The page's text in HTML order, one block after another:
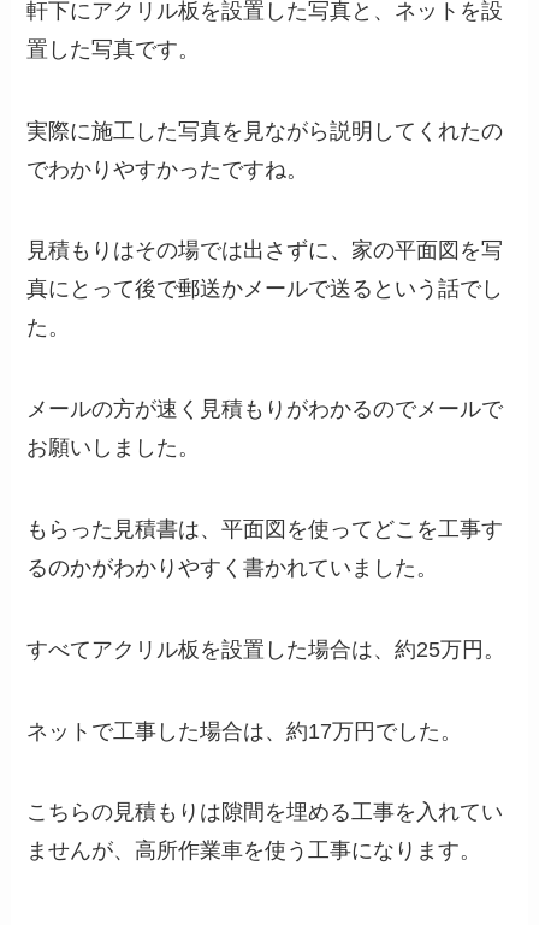
軒下にアクリル板を設置した写真と、ネットを設
置した写真です。
実際に施工した写真を見ながら説明してくれたの
でわかりやすかったですね。
見積もりはその場では出さずに、家の平面図を写
真にとって後で郵送かメールで送るという話でし
た。
メールの方が速く見積もりがわかるのでメールで
お願いしました。
もらった見積書は、平面図を使ってどこを工事す
るのかがわかりやすく書かれていました。
すべてアクリル板を設置した場合は、約25万円。
ネットで工事した場合は、約17万円でした。
こちらの見積もりは隙間を埋める工事を入れてい
ませんが、高所作業車を使う工事になります。